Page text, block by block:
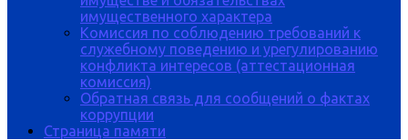
имущественного характера
Комиссия по соблюдению требований к
служебному поведению и урегулированию
конфликта интересов (аттестационная
комиссия)
Обратная связь для сообщений о фактах
коррупции
Страница памяти